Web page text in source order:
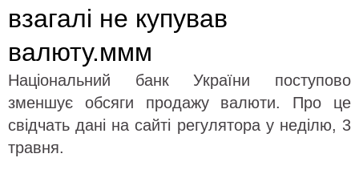
взагалі не купував
валюту.ммм
Національний банк України поступово
зменшує обсяги продажу валюти. Про це
свідчать дані на сайті регулятора у неділю, 3
травня.